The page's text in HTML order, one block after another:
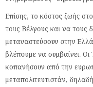
Επίσης, το κόστος ζωής
τους Βέλγους και να τους
μεταναστεύσουν στην
βλέπουμε να συμβαίνει.
κοπανήσουν από την
μεταπολιτευτιστάν,